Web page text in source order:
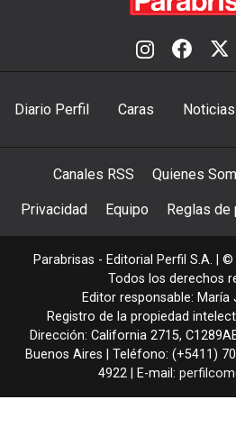
Diario Perfil Caras Noticias
Canales RSS Quienes
Privacidad Equipo Reglas
Parabrisas - Editorial Perfil S.A. |
Todos los derechos
Editor responsable:
Registro de la propiedad
Dirección: California 2715,
Buenos Aires | Teléfono: (+5411)
4922 | E-mail: